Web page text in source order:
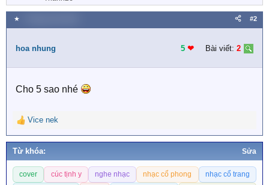
★ #2
hoa nhung 5 ❤︎ Bài viết: 2
Cho 5 sao nhé
R
e
a
c
t
Vice nek
Từ khóa: Sửa
cover cúc tịnh y nghe nhạc nhạc cổ phong
nhạc cổ trang